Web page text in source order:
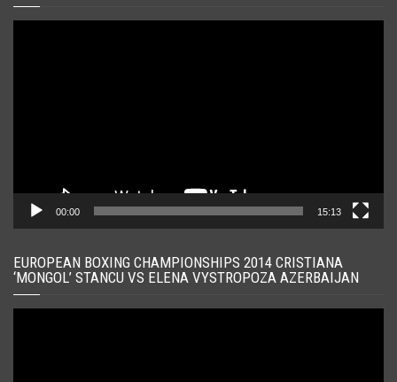
00:00 15:13
EUROPEAN BOXING CHAMPIONSHIPS 2014 CRISTIANA
‘MONGOL’ STANCU VS ELENA VYSTROPOZA AZERBAIJAN